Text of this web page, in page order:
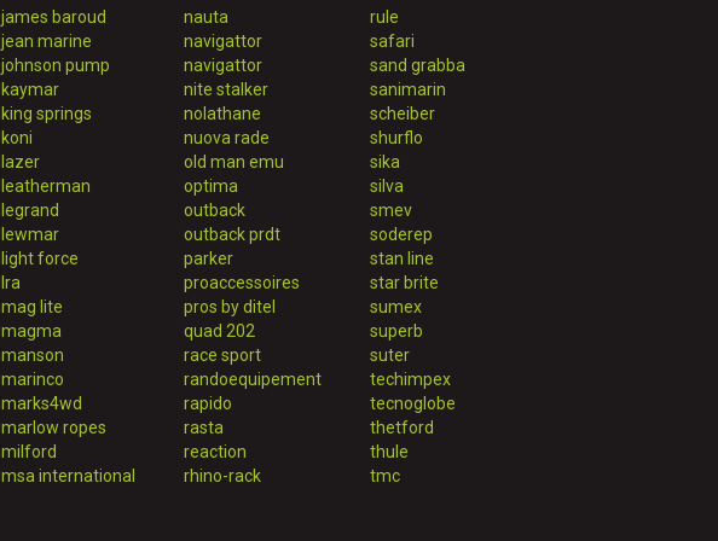
james baroud
jean marine
johnson pump
kaymar
king springs
koni
lazer
leatherman
legrand
lewmar
light force
lra
mag lite
magma
manson
marinco
marks4wd
marlow ropes
milford
msa international
nauta
navigattor
navigattor
nite stalker
nolathane
nuova rade
old man emu
optima
outback
outback prdt
parker
proaccessoires
pros by ditel
quad 202
race sport
randoequipement
rapido
rasta
reaction
rhino-rack
rule
safari
sand grabba
sanimarin
scheiber
shurflo
sika
silva
smev
soderep
stan line
star brite
sumex
superb
suter
techimpex
tecnoglobe
thetford
thule
tmc